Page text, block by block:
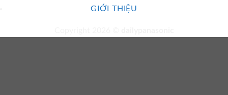
GIỚI THIỆU